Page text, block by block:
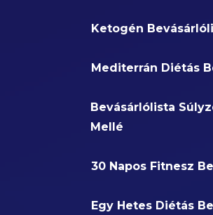
Ketogén
Mediterrán Diétás
Bevásárlólista
Mellé
30 Napos Fitnesz
Egy Hetes Diétás